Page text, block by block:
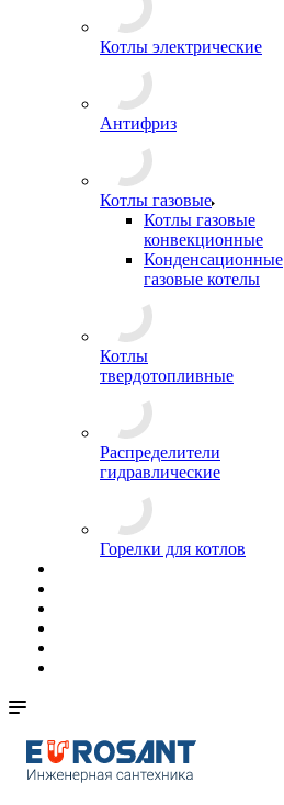
Котлы электрические
Антифриз
Котлы газовые
Котлы газовые
конвекционные
Конденсационные
газовые котелы
Котлы
твердотопливные
Распределители
гидравлические
Горелки для котлов